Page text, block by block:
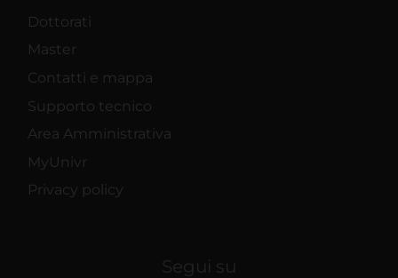
Dottorati
Master
Contatti e mappa
Supporto tecnico
Area Amministrativa
MyUnivr
Privacy policy
Segui su